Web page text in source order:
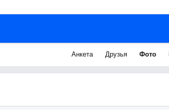
Анкета Друзья Фото